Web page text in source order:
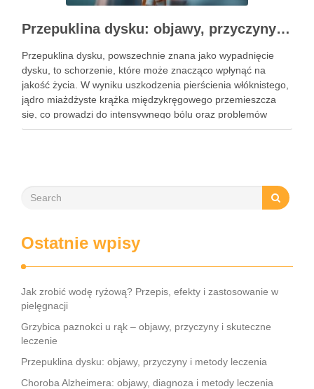
Przepuklina dysku: objawy, przyczyny i metody leczenia
Przepuklina dysku, powszechnie znana jako wypadnięcie
dysku, to schorzenie, które może znacząco wpłynąć na
jakość życia. W wyniku uszkodzenia pierścienia włóknistego,
jądro miażdżyste krążka międzykręgowego przemieszcza
się, co prowadzi do intensywnego bólu oraz problemów
neurologicznych. Częstość występowania tego schorzenia
Ostatnie wpisy
Jak zrobić wodę ryżową? Przepis, efekty i zastosowanie w
pielęgnacji
Grzybica paznokci u rąk – objawy, przyczyny i skuteczne
leczenie
Przepuklina dysku: objawy, przyczyny i metody leczenia
Choroba Alzheimera: objawy, diagnoza i metody leczenia